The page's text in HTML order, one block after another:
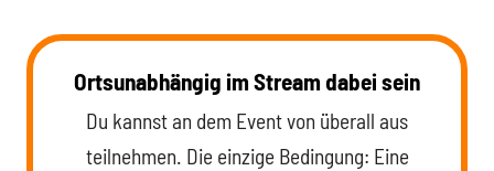
Ortsunabhängig im Stream dabei sein
Du kannst an dem Event von überall aus
teilnehmen. Die einzige Bedingung: Eine